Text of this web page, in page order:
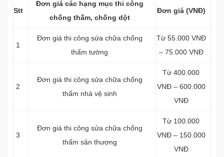
Stt
Đơn giá các hạng mục thi công
chống thấm, chống dột
Đơn giá (VNĐ)
1
Đơn giá thi công sửa chữa chống
thấm tường
Từ 55.000 VNĐ
– 75.000 VNĐ
2
Đơn giá thi công sửa chữa chống
thấm nhà vệ sinh
Từ 400.000
VNĐ – 600.000
VNĐ
3
Đơn giá thi công sửa chữa chống
thấm sân thượng
Từ 100.000
VNĐ – 150.000
VNĐ